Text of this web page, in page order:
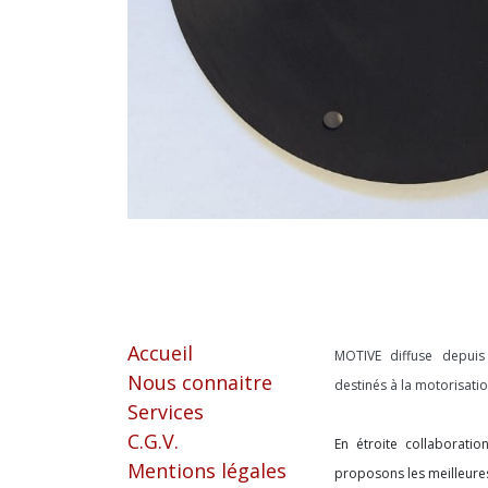
Accueil
Nous connaitre
Services
C.G.V.
Mentions légales
MOTIVE diffuse
destinés à la
En étroite
proposons les